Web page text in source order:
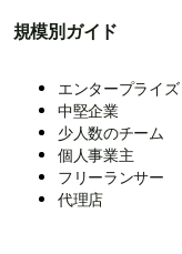
規模別ガイド
エンタープライズ
中堅企業
少人数のチーム
個人事業主
フリーランサー
代理店